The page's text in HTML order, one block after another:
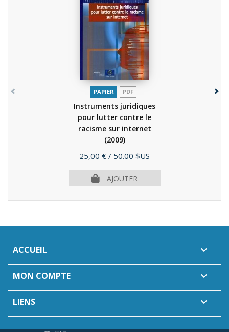
PAPIER PDF
Instruments juridiques
pour lutter contre le
racisme sur internet
(2009)
Prix
25,00 € / 50.00 $US
AJOUTER
ACCUEIL 
MON COMPTE 
LIENS 